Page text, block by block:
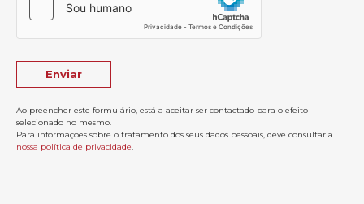
Ao preencher este formulário, está a aceitar ser contactado para o efeito
selecionado no mesmo.
Para informações sobre o tratamento dos seus dados pessoais, deve consultar a
nossa política de privacidade.